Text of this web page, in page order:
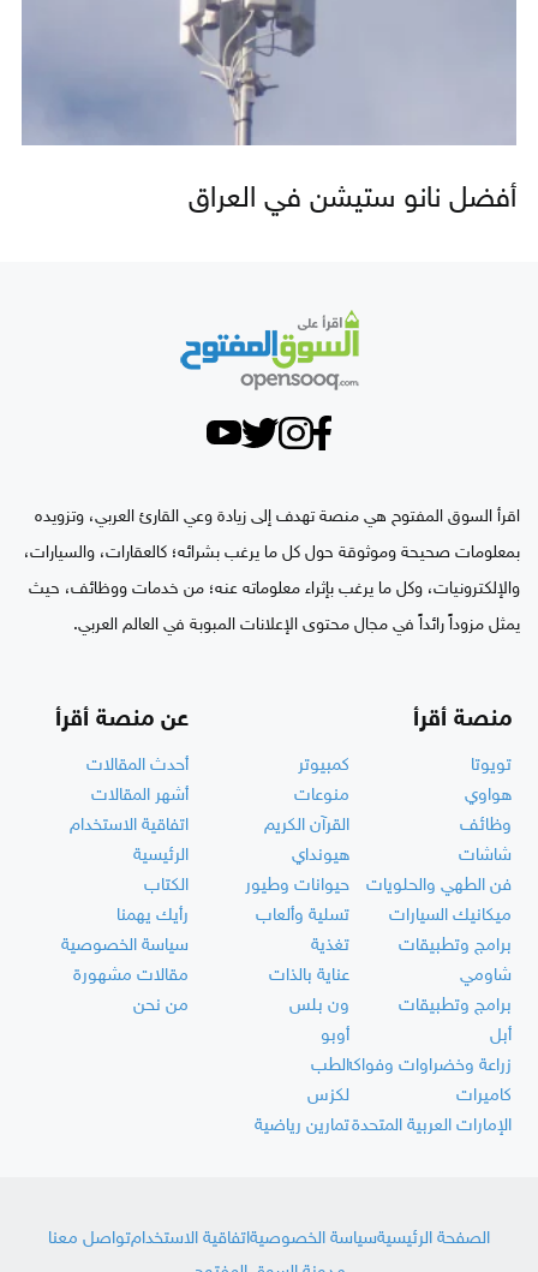
أفضل نانو ستيشن في العراق
اقرأ السوق المفتوح هي منصة تهدف إلى زيادة وعي القارئ العربي، وتزويده
بمعلومات صحيحة وموثوقة حول كل ما يرغب بشرائه؛ كالعقارات، والسيارات،
والإلكترونيات، وكل ما يرغب بإثراء معلوماته عنه؛ من خدمات ووظائف، حيث
يمثل مزوداً رائداً في مجال محتوى الإعلانات المبوبة في العالم العربي.
منصة أقرأ
تويوتا
كمبيوتر
هواوي
منوعات
وظائف
القرآن الكريم
شاشات
هيونداي
فن الطهي والحلويات
حيوانات وطيور
ميكانيك السيارات
تسلية وألعاب
برامج وتطبيقات
تغذية
شاومي
عناية بالذات
برامج وتطبيقات
ون بلس
أبل
أوبو
زراعة وخضراوات وفواكهالطب
كاميرات
لكزس
الإمارات العربية المتحدةتمارين رياضية
عن منصة أقرأ
أحدث المقالات
أشهر المقالات
اتفاقية الاستخدام
الرئيسية
الكتاب
رأيك يهمنا
سياسة الخصوصية
مقالات مشهورة
من نحن
الصفحة الرئيسيةسياسة الخصوصيةاتفاقية الاستخدامتواصل معنا